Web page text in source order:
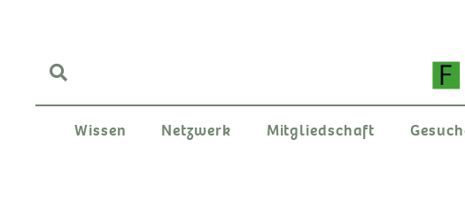
Wissen Netzwerk Mitgliedschaft